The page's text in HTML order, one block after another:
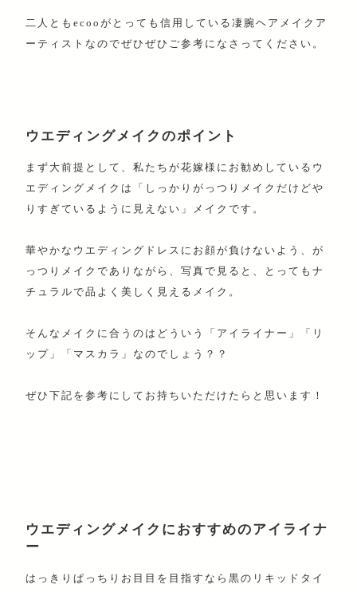
二人ともecooがとっても信用している凄腕ヘアメイクア
ーティストなのでぜひぜひご参考になさってください。
ウエディングメイクのポイント
まず大前提として、私たちが花嫁様にお勧めしているウ
エディングメイクは「しっかりがっつりメイクだけどや
りすぎているように見えない」メイクです。
華やかなウエディングドレスにお顔が負けないよう、が
っつりメイクでありながら、写真で見ると、とってもナ
チュラルで品よく美しく見えるメイク。
そんなメイクに合うのはどういう「アイライナー」「リ
ップ」「マスカラ」なのでしょう？？
ぜひ下記を参考にしてお持ちいただけたらと思います！
ウエディングメイクにおすすめのアイライナ
ー
はっきりぱっちりお目目を目指すなら黒のリキッドタイ